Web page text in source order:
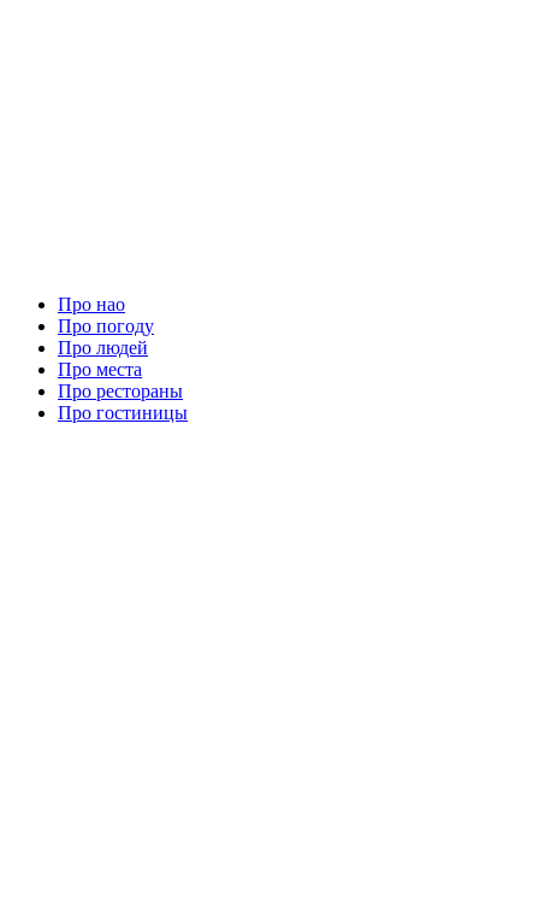
Про нао
Про погоду
Про людей
Про места
Про рестораны
Про гостиницы